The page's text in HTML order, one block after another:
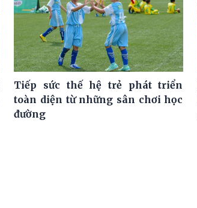
Tiếp sức thế hệ trẻ phát triển
toàn diện từ những sân chơi học
đường